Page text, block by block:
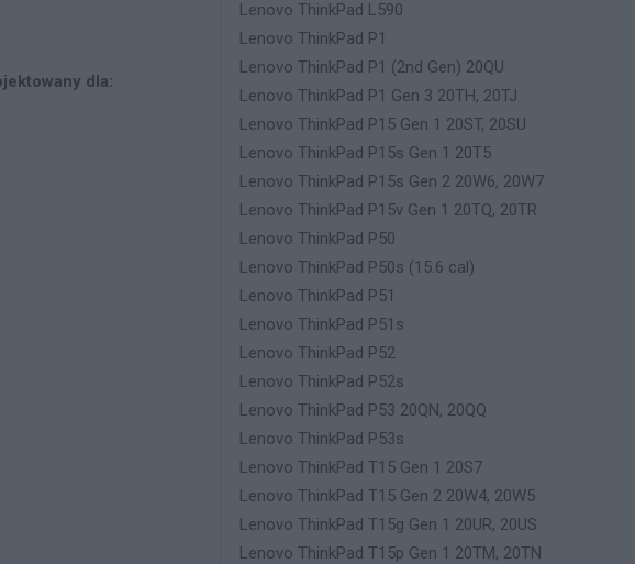
dla:
Lenovo ThinkPad L590
Lenovo ThinkPad P1
Lenovo ThinkPad P1 (2nd Gen) 20QU
Lenovo ThinkPad P1 Gen 3 20TH, 20TJ
Lenovo ThinkPad P15 Gen 1 20ST, 20SU
Lenovo ThinkPad P15s Gen 1 20T5
Lenovo ThinkPad P15s Gen 2 20W6, 20W7
Lenovo ThinkPad P15v Gen 1 20TQ, 20TR
Lenovo ThinkPad P50
Lenovo ThinkPad P50s (15.6 cal)
Lenovo ThinkPad P51
Lenovo ThinkPad P51s
Lenovo ThinkPad P52
Lenovo ThinkPad P52s
Lenovo ThinkPad P53 20QN, 20QQ
Lenovo ThinkPad P53s
Lenovo ThinkPad T15 Gen 1 20S7
Lenovo ThinkPad T15 Gen 2 20W4, 20W5
Lenovo ThinkPad T15g Gen 1 20UR, 20US
Lenovo ThinkPad T15p Gen 1 20TM, 20TN